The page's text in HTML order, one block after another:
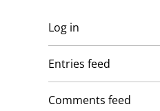
Log in
Entries feed
Comments feed